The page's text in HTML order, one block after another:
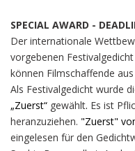
SPECIAL AWARD -
Der internationale
vorgebenen
können Filmschaffende
Als Festivalgedicht wurde
„Zuerst“ gewählt. Es ist
heranzuziehen. "Zuerst"
eingelesen für den